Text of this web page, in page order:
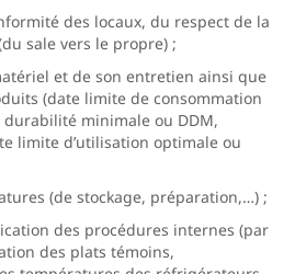
des locaux, du respect de la
sale vers le propre) ;
et de son entretien ainsi que
(date limite de consommation
durabilité minimale ou DDM,
limite d’utilisation optimale ou
(de stockage, préparation,…) ;
des procédures internes (par
des plats témoins,